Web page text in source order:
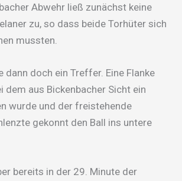
Abwehr ließ zunächst keine
zu, so dass beide Torhüter sich
mussten.
dann doch ein Treffer. Eine Flanke
dem aus Bickenbacher Sicht ein
wurde und der freistehende
gekonnt den Ball ins untere
bereits in der 29. Minute der